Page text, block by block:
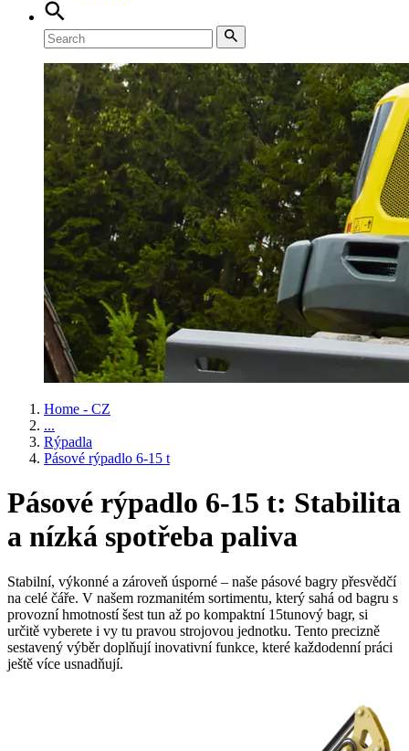
Home - CZ
...
Rýpadla
Pásové rýpadlo 6-15 t
Pásové rýpadlo 6-15 t: Stabilita
a nízká spotřeba paliva
Stabilní, výkonné a zároveň úsporné – naše pásové bagry přesvědčí
na celé čáře. V našem rozmanitém sortimentu, který sahá od bagru s
provozní hmotností šest tun až po kompaktní 15tunový bagr, si
určitě vyberete i vy tu pravou strojovou jednotku. Tento precizně
sestavený výběr doplňují inovativní funkce, které každodenní práci
ještě více usnadňují.